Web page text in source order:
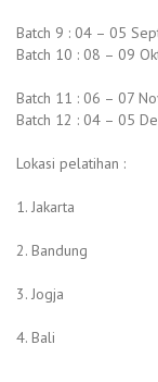
Batch 9 : 04 – 05
Batch 10 : 08 – 09
Batch 11 : 06 – 07
Batch 12 : 04 – 05
Lokasi pelatihan :
1. Jakarta
2. Bandung
3. Jogja
4. Bali